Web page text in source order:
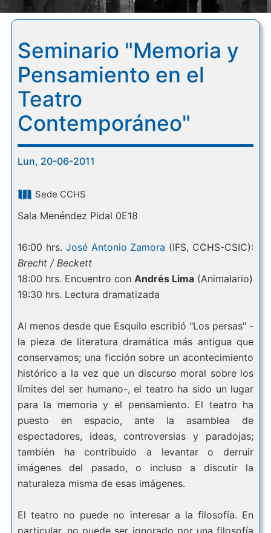
Seminario "Memoria y
Pensamiento en el
Teatro
Contemporáneo"
Lun, 20-06-2011
Sede CCHS
Sala Menéndez Pidal 0E18
16:00 hrs. José Antonio Zamora (IFS, CCHS-CSIC):
Brecht / Beckett
18:00 hrs. Encuentro con Andrés Lima(Animalario)
19:30 hrs. Lectura dramatizada
Al menos desde que Esquilo escribió "Los persas" -
la pieza de literatura dramática más antigua que
conservamos; una ficción sobre un acontecimiento
histórico a la vez que un discurso moral sobre los
límites del ser humano-, el teatro ha sido un lugar
para la memoria y el pensamiento. El teatro ha
puesto en espacio, ante la asamblea de
espectadores, ideas, controversias y paradojas;
también ha contribuido a levantar o derruir
imágenes del pasado, o incluso a discutir la
naturaleza misma de esas imágenes.
El teatro no puede no interesar a la filosofía. En
particular, no puede ser ignorado por una filosofía